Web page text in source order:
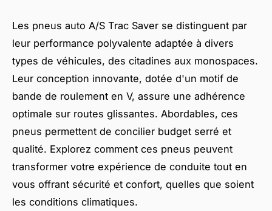
Les pneus auto A/S Trac Saver se distinguent par
leur performance polyvalente adaptée à divers
types de véhicules, des citadines aux monospaces.
Leur conception innovante, dotée d'un motif de
bande de roulement en V, assure une adhérence
optimale sur routes glissantes. Abordables, ces
pneus permettent de concilier budget serré et
qualité. Explorez comment ces pneus peuvent
transformer votre expérience de conduite tout en
vous offrant sécurité et confort, quelles que soient
les conditions climatiques.